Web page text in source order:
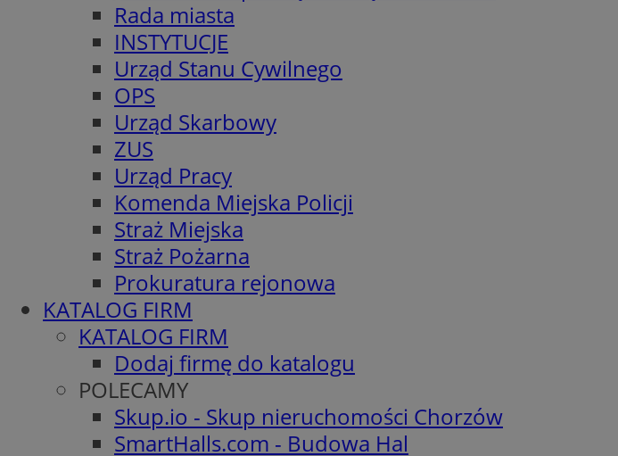
Rada miasta
INSTYTUCJE
Urząd Stanu Cywilnego
OPS
Urząd Skarbowy
ZUS
Urząd Pracy
Komenda Miejska Policji
Straż Miejska
Straż Pożarna
Prokuratura rejonowa
KATALOG FIRM
KATALOG FIRM
Dodaj firmę do katalogu
POLECAMY
Skup.io - Skup nieruchomości Chorzów
SmartHalls.com - Budowa Hal